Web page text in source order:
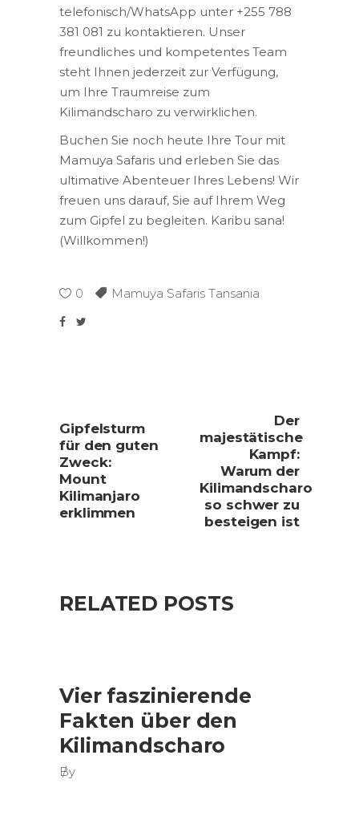
telefonisch/WhatsApp unter +255 788
381 081 zu kontaktieren. Unser
freundliches und kompetentes Team
steht Ihnen jederzeit zur Verfügung,
um Ihre Traumreise zum
Kilimandscharo zu verwirklichen.
Buchen Sie noch heute Ihre Tour mit
Mamuya Safaris und erleben Sie das
ultimative Abenteuer Ihres Lebens! Wir
freuen uns darauf, Sie auf Ihrem Weg
zum Gipfel zu begleiten. Karibu sana!
(Willkommen!)
0 Mamuya Safaris Tansania
Gipfelsturm
für den guten
Zweck:
Mount
Kilimanjaro
erklimmen
Der
majestätische
Kampf:
Warum der
Kilimandscharo
so schwer zu
besteigen ist
RELATED POSTS
Vier faszinierende
Fakten über den
Kilimandscharo
By